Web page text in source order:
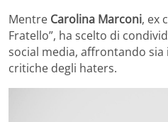
Mentre Carolina Marconi, ex
Fratello”, ha scelto di
social media, affrontando sia
critiche degli haters.